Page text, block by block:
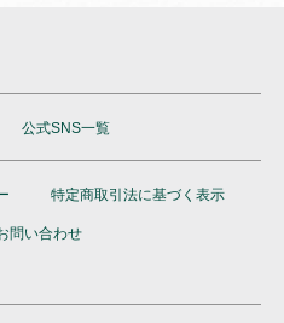
公式SNS一覧
特定商取引法に基づく表示
問い合わせ